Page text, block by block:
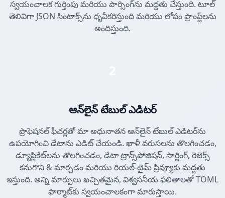
స్వయంచాలక గుర్తింపు మరియు పార్సింగ్‌ను మద్దతు చేస్తుంది. టూల్
తెలివిగా JSON సింటాక్స్‌ను ధృవీకరిస్తుంది మరియు లోపం ప్రాంప్ట్‌లను
అందిస్తుంది.
ఆన్‌లైన్ టేబుల్ ఎడిటర్
ప్రొఫెషనల్ ఫీచర్లతో మా అధునాతన ఆన్‌లైన్ టేబుల్ ఎడిటర్‌ను
ఉపయోగించి డేటాను ఎడిట్ చేయండి. ఖాళీ వరుసలను తొలగించడం,
డ్యూప్లికేట్‌లను తొలగించడం, డేటా ట్రాన్స్‌పోజిషన్, సార్టింగ్, రెజెక్స్
కనుగొని & మార్చడం మరియు రియల్-టైమ్ ప్రివ్యూకు మద్దతు
ఇస్తుంది. అన్ని మార్పులు ఖచ్చితమైన, విశ్వసనీయ ఫలితాలతో TOML
ఫార్మాట్‌కు స్వయంచాలకంగా మారుస్తాయి.